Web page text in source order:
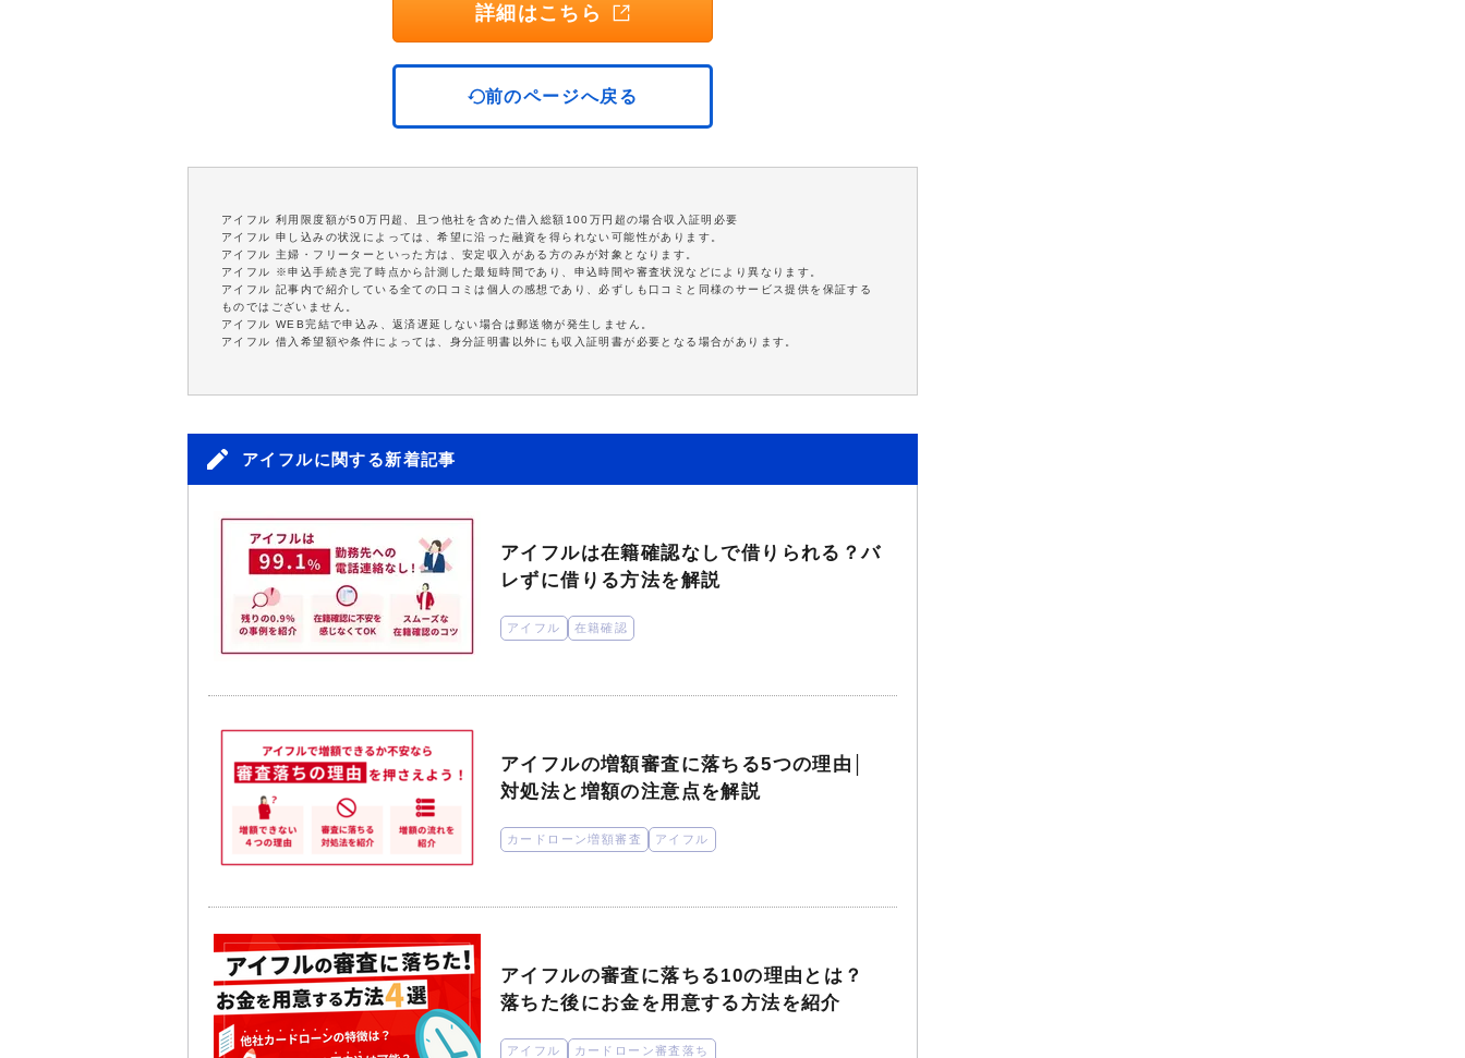
詳細はこちら
前のページへ戻る
アイフル 利用限度額が50万円超、且つ他社を含めた借入総額100万円超の場合収入証明必要
アイフル 申し込みの状況によっては、希望に沿った融資を得られない可能性があります。
アイフル 主婦・フリーターといった方は、安定収入がある方のみが対象となります。
アイフル ※申込手続き完了時点から計測した最短時間であり、申込時間や審査状況などにより異なります。
アイフル 記事内で紹介している全ての口コミは個人の感想であり、必ずしも口コミと同様のサービス提供を保証する
ものではございません。
アイフル WEB完結で申込み、返済遅延しない場合は郵送物が発生しません。
アイフル 借入希望額や条件によっては、身分証明書以外にも収入証明書が必要となる場合があります。
アイフルに関する新着記事
アイフルは在籍確認なしで借りられる？バ
レずに借りる方法を解説
アイフル 在籍確認
アイフルの増額審査に落ちる5つの理由│
対処法と増額の注意点を解説
カードローン増額審査 アイフル
アイフルの審査に落ちる10の理由とは？
落ちた後にお金を用意する方法を紹介
アイフル カードローン審査落ち